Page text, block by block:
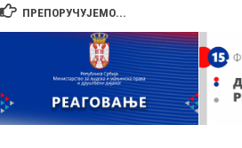
ПРЕПОРУЧУЈЕМО...